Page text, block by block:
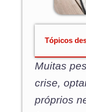
Tópicos
Muitas
crise,
próprios